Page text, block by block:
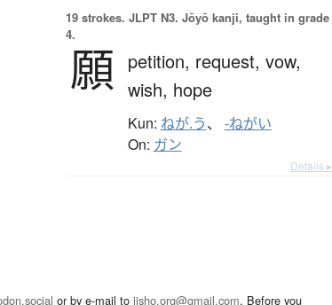
19 strokes. JLPT N3. Jōyō kanji, taught in grade
4.
願 petition, request, vow,
wish, hope
Kun: ねが.う、 -ねがい
On: ガン
Details ▸
or by e-mail to jisho.org@gmail.com. Before you